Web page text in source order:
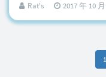
Rat's 2017 年 10
1